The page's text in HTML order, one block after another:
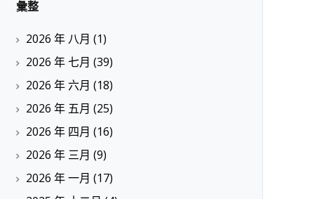
彙整
2026 年 八月 (1)
2026 年 七月 (39)
2026 年 六月 (18)
2026 年 五月 (25)
2026 年 四月 (16)
2026 年 三月 (9)
2026 年 一月 (17)